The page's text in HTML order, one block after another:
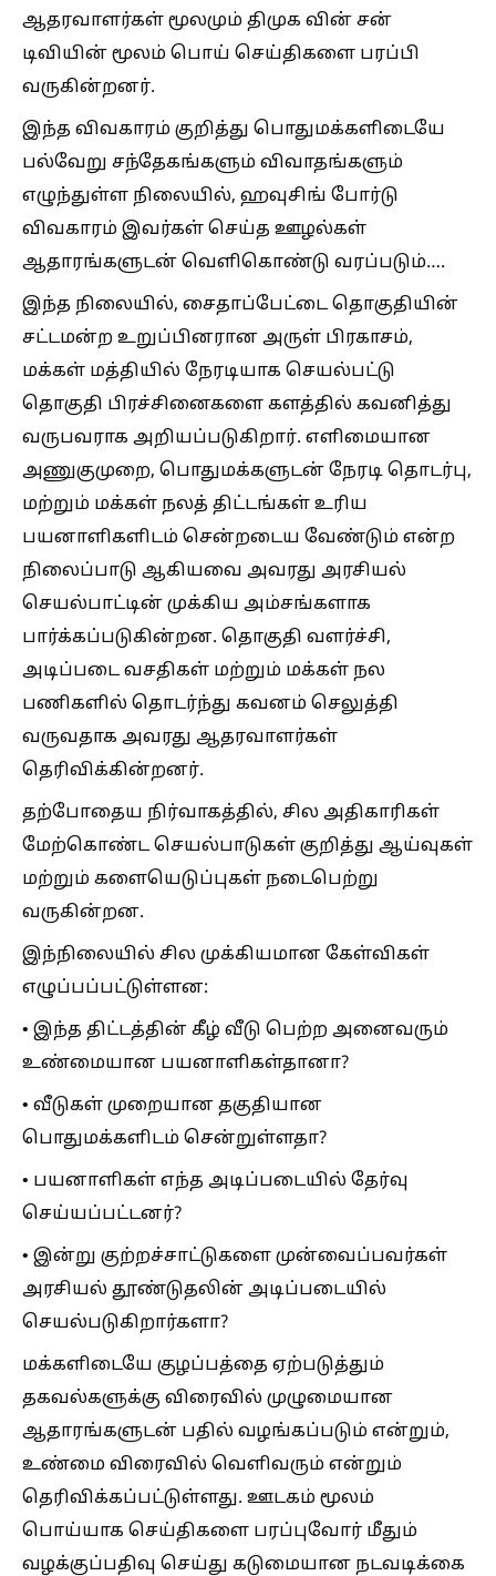
ஆதரவாளர்கள் மூலமும் திமுக வின் சன்
டிவியின் மூலம் பொய் செய்திகளை பரப்பி
வருகின்றனர்.
இந்த விவகாரம் குறித்து பொதுமக்களிடையே
பல்வேறு சந்தேகங்களும் விவாதங்களும்
எழுந்துள்ள நிலையில், ஹவுசிங் போர்டு
விவகாரம் இவர்கள் செய்த ஊழல்கள்
ஆதாரங்களுடன் வெளிகொண்டு வரப்படும்….
இந்த நிலையில், சைதாப்பேட்டை தொகுதியின்
சட்டமன்ற உறுப்பினரான அருள் பிரகாசம்,
மக்கள் மத்தியில் நேரடியாக செயல்பட்டு
தொகுதி பிரச்சினைகளை களத்தில் கவனித்து
வருபவராக அறியப்படுகிறார். எளிமையான
அணுகுமுறை, பொதுமக்களுடன் நேரடி தொடர்பு,
மற்றும் மக்கள் நலத் திட்டங்கள் உரிய
பயனாளிகளிடம் சென்றடைய வேண்டும் என்ற
நிலைப்பாடு ஆகியவை அவரது அரசியல்
செயல்பாட்டின் முக்கிய அம்சங்களாக
பார்க்கப்படுகின்றன. தொகுதி வளர்ச்சி,
அடிப்படை வசதிகள் மற்றும் மக்கள் நல
பணிகளில் தொடர்ந்து கவனம் செலுத்தி
வருவதாக அவரது ஆதரவாளர்கள்
தெரிவிக்கின்றனர்.
தற்போதைய நிர்வாகத்தில், சில அதிகாரிகள்
மேற்கொண்ட செயல்பாடுகள் குறித்து ஆய்வுகள்
மற்றும் களையெடுப்புகள் நடைபெற்று
வருகின்றன.
இந்நிலையில் சில முக்கியமான கேள்விகள்
எழுப்பப்பட்டுள்ளன:
• இந்த திட்டத்தின் கீழ் வீடு பெற்ற அனைவரும்
உண்மையான பயனாளிகள்தானா?
• வீடுகள் முறையான தகுதியான
பொதுமக்களிடம் சென்றுள்ளதா?
• பயனாளிகள் எந்த அடிப்படையில் தேர்வு
செய்யப்பட்டனர்?
• இன்று குற்றச்சாட்டுகளை முன்வைப்பவர்கள்
அரசியல் தூண்டுதலின் அடிப்படையில்
செயல்படுகிறார்களா?
மக்களிடையே குழப்பத்தை ஏற்படுத்தும்
தகவல்களுக்கு விரைவில் முழுமையான
ஆதாரங்களுடன் பதில் வழங்கப்படும் என்றும்,
உண்மை விரைவில் வெளிவரும் என்றும்
தெரிவிக்கப்பட்டுள்ளது. ஊடகம் மூலம்
பொய்யாக செய்திகளை பரப்புவோர் மீதும்
வழக்குப்பதிவு செய்து கடுமையான நடவடிக்கை